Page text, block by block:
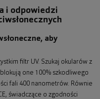
i odpowiedzi
aby
filtr UV. Szukaj okularów z
one 100% szkodliwego
fali 400 nanometrów. Równie
świadczące o zgodności